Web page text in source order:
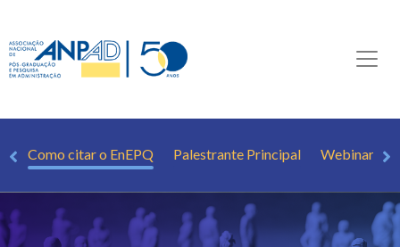
Como citar o EnEPQ Palestrante Principal Webinar